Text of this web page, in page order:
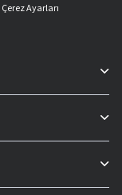
Çerez Ayarları